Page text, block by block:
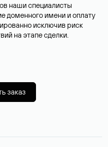
наши специалисты
доменного имени и оплату
исключив риск
на этапе сделки.
заказ